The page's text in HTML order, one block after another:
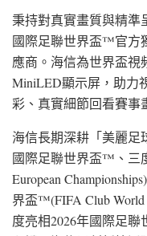
秉持對真實畫質與精準
國際足聯世界盃™官方
應商。海信為世界盃視
MiniLED顯示屏，助力
彩、真實細節回看賽事
海信長期深耕「美麗足
國際足聯世界盃™、三
European
界盃™(FIFA Club World
度亮相2026年國際足